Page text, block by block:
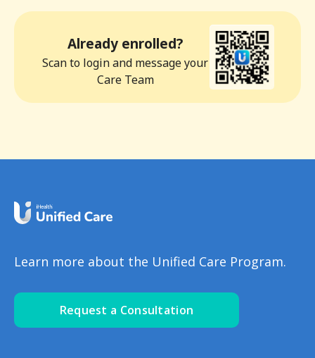
Already enrolled?
Scan to login and message your
Care Team
Learn more about the Unified Care Program.
Request a Consultation